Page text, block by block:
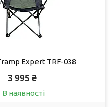
Expert TRF-038
3 995 ₴
В наявності